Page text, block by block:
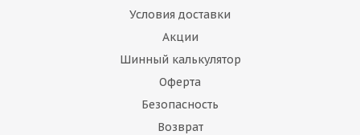
Условия доставки
Акции
Шинный калькулятор
Оферта
Безопасность
Возврат